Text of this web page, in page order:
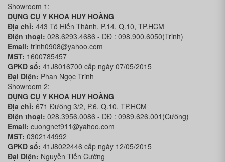
Showroom 1:
DỤNG CỤ Y KHOA HUY HOÀNG
Địa chỉ: 443 Tô Hiến Thành, P.14, Q.10, TP.HCM
Điện thoại: 028.6293.4686 - DĐ : 098.900.6050(Trinh)
Email: trinh0908@yahoo.com
MST: 1600785457
GPKD số: 41J8016700 cấp ngày 07/05/2015
Đại Diện: Phan Ngọc Trinh
Showroom 2:
DỤNG CỤ Y KHOA HUY HOÀNG
Địa chỉ: 671 Đường 3/2, P.6, Q.10, TP.HCM
Điện thoại: 028.3956.0086 - DĐ : 0989.626.001(Cường)
Email: cuongnet911@yahoo.com
MST: 0302144992
GPKD số: 41J8022446 cấp ngày 12/05/2015
Đại Diện: Nguyễn Tiến Cường